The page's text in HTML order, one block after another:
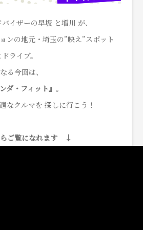
イザーの早坂 と増川 が、
ンの地元・埼玉の”映え”スポット
ライブ。
る今回は、
ダ・フィット』。
なクルマを 探しに行こう！
ご覧になれます ↓